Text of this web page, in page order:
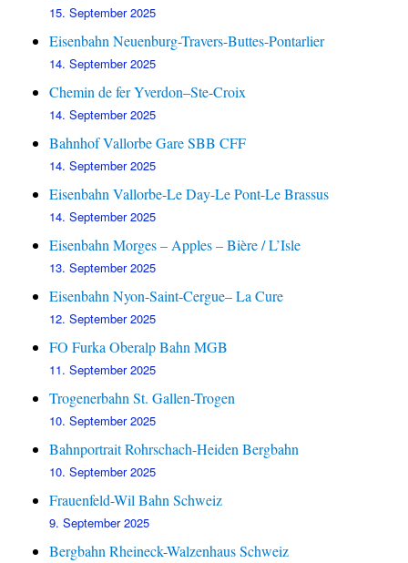
15. September 2025
Eisenbahn Neuenburg-Travers-Buttes-Pontarlier
14. September 2025
Chemin de fer Yverdon–Ste-Croix
14. September 2025
Bahnhof Vallorbe Gare SBB CFF
14. September 2025
Eisenbahn Vallorbe-Le Day-Le Pont-Le Brassus
14. September 2025
Eisenbahn Morges – Apples – Bière / L’Isle
13. September 2025
Eisenbahn Nyon-Saint-Cergue– La Cure
12. September 2025
FO Furka Oberalp Bahn MGB
11. September 2025
Trogenerbahn St. Gallen-Trogen
10. September 2025
Bahnportrait Rohrschach-Heiden Bergbahn
10. September 2025
Frauenfeld-Wil Bahn Schweiz
9. September 2025
Bergbahn Rheineck-Walzenhaus Schweiz